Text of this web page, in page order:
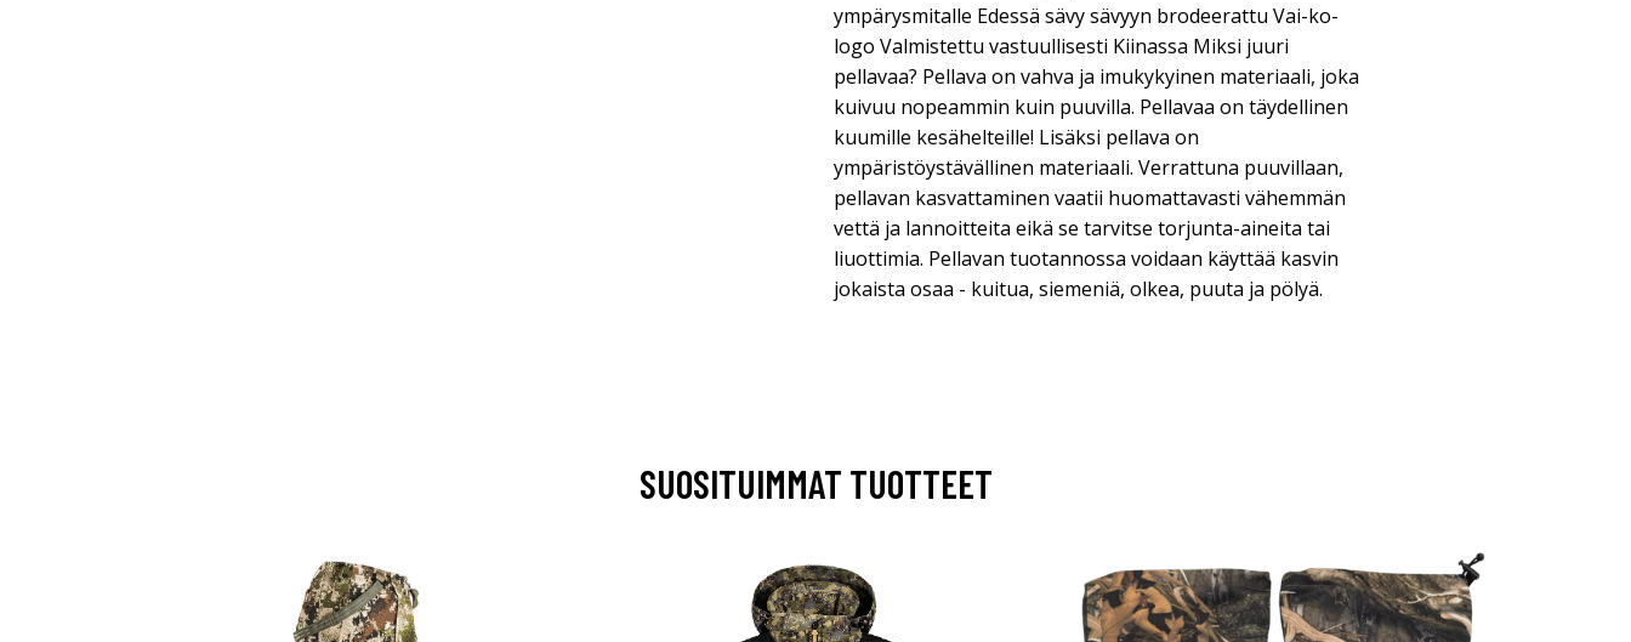
ympärysmitalle Edessä sävy sävyyn brodeerattu Vai-ko-
logo Valmistettu vastuullisesti Kiinassa Miksi juuri
pellavaa? Pellava on vahva ja imukykyinen materiaali, joka
kuivuu nopeammin kuin puuvilla. Pellavaa on täydellinen
kuumille kesähelteille! Lisäksi pellava on
ympäristöystävällinen materiaali. Verrattuna puuvillaan,
pellavan kasvattaminen vaatii huomattavasti vähemmän
vettä ja lannoitteita eikä se tarvitse torjunta-aineita tai
liuottimia. Pellavan tuotannossa voidaan käyttää kasvin
jokaista osaa - kuitua, siemeniä, olkea, puuta ja pölyä.
SUOSITUIMMAT TUOTTEET